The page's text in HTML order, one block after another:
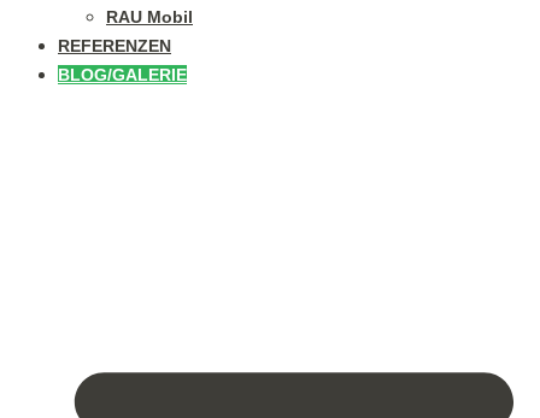
RAU Mobil
REFERENZEN
BLOG/GALERIE